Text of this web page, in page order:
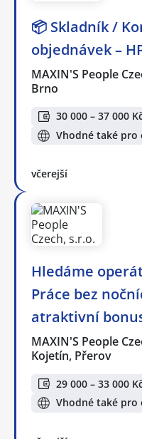
📦 Skladník /
objednávek –
MAXIN'S People
Brno
30 000 – 37 000
Vhodné také pro
včerejší
Hledáme
Práce bez
atraktivní
MAXIN'S People
Kojetín, Přerov
29 000 – 33 000
Vhodné také pro